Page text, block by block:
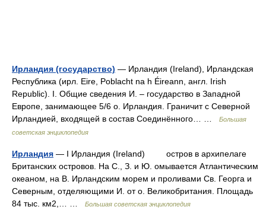
Ирландия (государство) — Ирландия (Ireland), Ирландская
Республика (ирл. Eire, Poblacht nа h Éireann, англ. Irish
Republic). I. Общие сведения И. ‒ государство в Западной
Европе, занимающее 5/6 о. Ирландия. Граничит с Северной
Ирландией, входящей в состав Соединённого… …
Большая
советская энциклопедия
Ирландия — I Ирландия (Ireland) остров в архипелаге
Британских островов. На С., З. и Ю. омывается Атлантическим
океаном, на В. Ирландским морем и проливами Св. Георга и
Северным, отделяющими И. от о. Великобритания. Площадь
84 тыс. км2,… …
Большая советская энциклопедия